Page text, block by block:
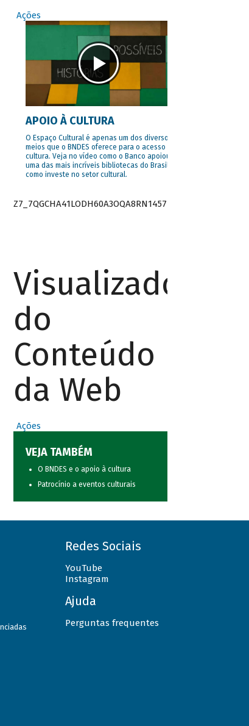
Ações
APOIO À CULTURA
O Espaço Cultural é apenas um dos diversos
meios que o BNDES oferece para o acesso à
cultura. Veja no vídeo como o Banco apoiou
uma das mais incríveis bibliotecas do Brasil e
como investe no setor cultural.
Z7_7QGCHA41LODH60A3OQA8RN1457
Visualizador
do
Conteúdo
da Web
Ações
VEJA TAMBÉM
O BNDES e o apoio à cultura
Patrocínio a eventos culturais
Redes Sociais
YouTube
Instagram
Ajuda
Perguntas frequentes